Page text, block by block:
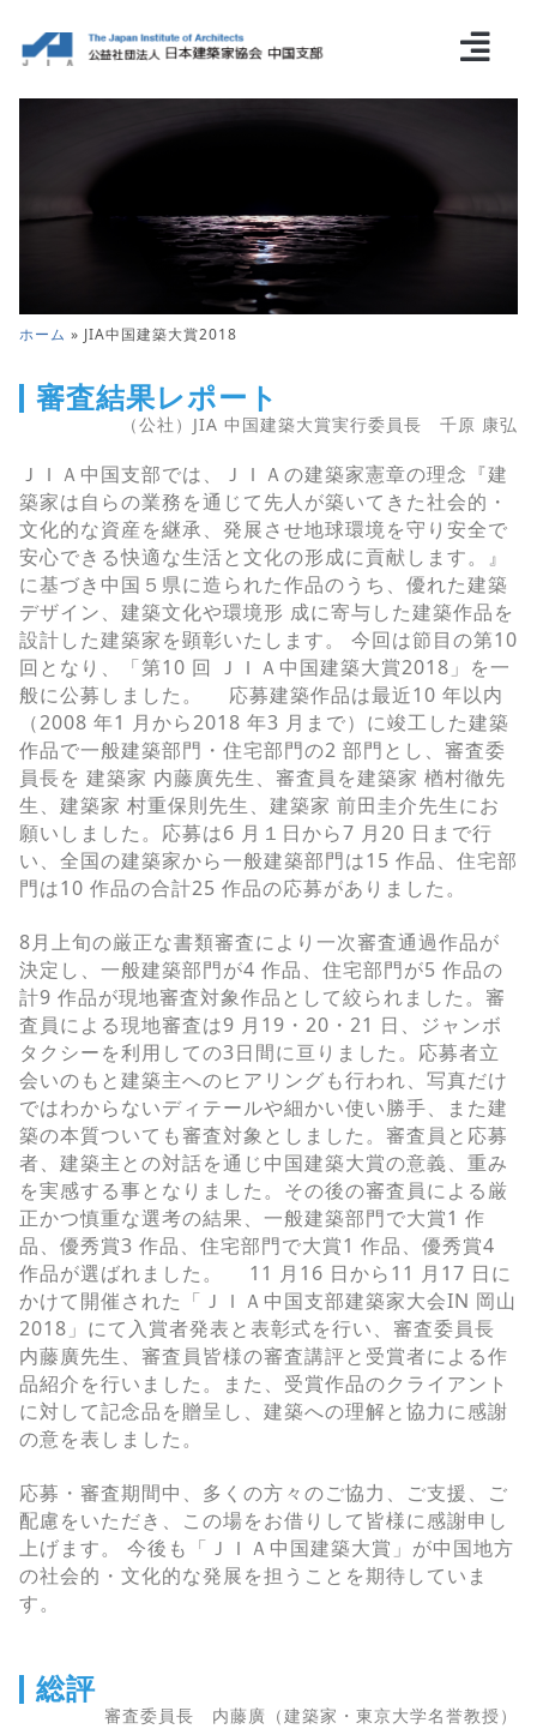
大賞2018
審査結果レポート
ホーム » JIA中国建築大賞2018
審査結果レポート
（公社）JIA 中国建築大賞実行委員長 千原 康弘
ＪＩＡ中国支部では、ＪＩＡの建築家憲章の理念『建
築家は自らの業務を通じて先人が築いてきた社会的・
文化的な資産を継承、発展させ地球環境を守り安全で
安心できる快適な生活と文化の形成に貢献します。』
に基づき中国５県に造られた作品のうち、優れた建築
デザイン、建築文化や環境形 成に寄与した建築作品を
設計した建築家を顕彰いたします。 今回は節目の第10
回となり、「第10 回 ＪＩＡ中国建築大賞2018」を一
般に公募しました。 応募建築作品は最近10 年以内
（2008 年1 月から2018 年3 月まで）に竣工した建築
作品で一般建築部門・住宅部門の2 部門とし、審査委
員長を 建築家 内藤廣先生、審査員を建築家 楢村徹先
生、建築家 村重保則先生、建築家 前田圭介先生にお
願いしました。応募は6 月１日から7 月20 日まで行
い、全国の建築家から一般建築部門は15 作品、住宅部
門は10 作品の合計25 作品の応募がありました。
8月上旬の厳正な書類審査により一次審査通過作品が
決定し、一般建築部門が4 作品、住宅部門が5 作品の
計9 作品が現地審査対象作品として絞られました。審
査員による現地審査は9 月19・20・21 日、ジャンボ
タクシーを利用しての3日間に亘りました。応募者立
会いのもと建築主へのヒアリングも行われ、写真だけ
ではわからないディテールや細かい使い勝手、また建
築の本質ついても審査対象としました。審査員と応募
者、建築主との対話を通じ中国建築大賞の意義、重み
を実感する事となりました。その後の審査員による厳
正かつ慎重な選考の結果、一般建築部門で大賞1 作
品、優秀賞3 作品、住宅部門で大賞1 作品、優秀賞4
作品が選ばれました。 11 月16 日から11 月17 日に
かけて開催された「ＪＩＡ中国支部建築家大会IN 岡山
2018」にて入賞者発表と表彰式を行い、審査委員長
内藤廣先生、審査員皆様の審査講評と受賞者による作
品紹介を行いました。また、受賞作品のクライアント
に対して記念品を贈呈し、建築への理解と協力に感謝
の意を表しました。
応募・審査期間中、多くの方々のご協力、ご支援、ご
配慮をいただき、この場をお借りして皆様に感謝申し
上げます。 今後も「ＪＩＡ中国建築大賞」が中国地方
の社会的・文化的な発展を担うことを期待していま
す。
総評
審査委員長 内藤廣（建築家・東京大学名誉教授）